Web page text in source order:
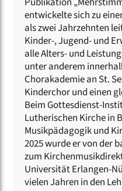
entwickelte sich zu
als zwei Jahrzehnten
Kinder-, Jugend- und
alle Alters- und
unter anderem
Chorakademie an St.
Kinderchor und einen
Beim Gottesdienst-
Lutherischen Kirche in
Musikpädagogik und
2025 wurde er von der
zum
Universität Erlangen-
vielen Jahren in den